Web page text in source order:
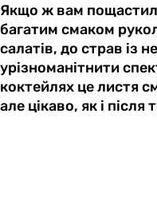
Якщо ж вам
багатим смаком
салатів, до страв із
урізноманітнити
коктейлях це листя
але цікаво, як і після